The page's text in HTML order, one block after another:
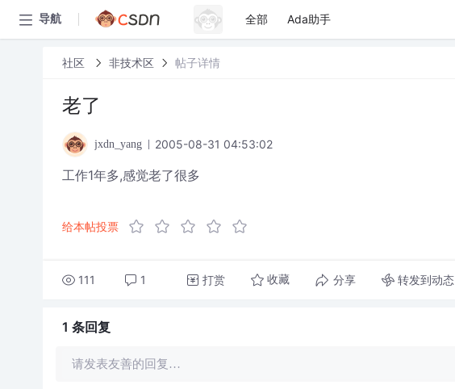
导航 全部 Ada助手
社区 非技术区 帖子详情
老了
jxdn_yang 2005-08-31 04:53:02
工作1年多,感觉老了很多
给本帖投票
111 1 打赏 收藏 分享 转发到动态
1 条回复
请发表友善的回复…